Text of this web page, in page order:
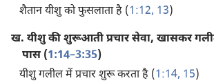
शैतान यीशु को फुसलाता है (1:12, 13)
ख. यीशु की शुरूआती प्रचार सेवा, खासकर
पास (1:14–3:35)
यीशु गलील में प्रचार शुरू करता है (1:14, 15)